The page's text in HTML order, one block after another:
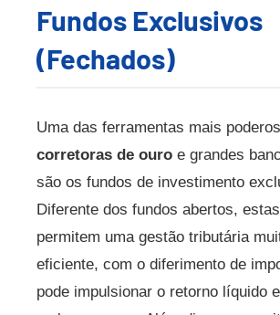
Fundos Exclusivos
(Fechados)
Uma das ferramentas mais
corretoras de ouro e grandes
são os fundos de investimento
Diferente dos fundos abertos,
permitem uma gestão tributária
eficiente, com o diferimento de
pode impulsionar o retorno líquido